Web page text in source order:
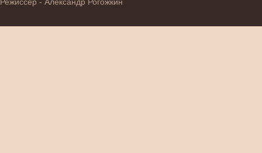
Режиссер - Александр Рогожкин